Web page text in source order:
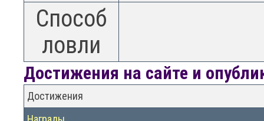
Способ
ловли
Достижения на сайте и
Достижения